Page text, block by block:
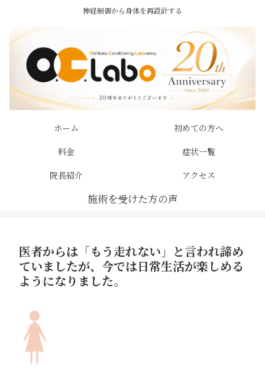
神経制御から身体を再設計する
ホーム
初めての方へ
料金
症状一覧
院長紹介
アクセス
医者からは「もう走れない」と言われ諦め
ていましたが、今では日常生活が楽しめる
ようになりました。